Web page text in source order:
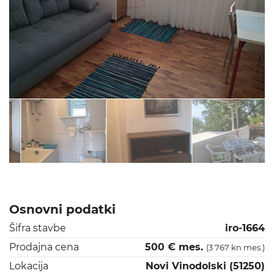
Osnovni podatki
Šifra stavbe
iro-1664
Prodajna cena
500 € mes. (3 767 kn mes.)
Lokacija
Novi Vinodolski (51250)